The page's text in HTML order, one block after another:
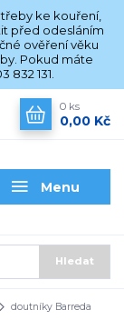
ke kouření,
před odesláním
ověření věku
Pokud máte
131.
Menu
Hledat
0 ks
0,00 Kč
doutníky Barreda